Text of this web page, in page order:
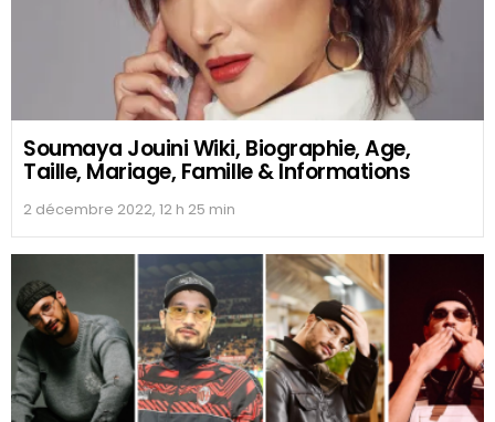
Soumaya Jouini Wiki, Biographie, Age,
Taille, Mariage, Famille & Informations
2 décembre 2022, 12 h 25 min